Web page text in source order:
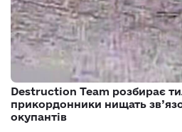
Destruction Team розбирає
прикордонники нищать
окупантів